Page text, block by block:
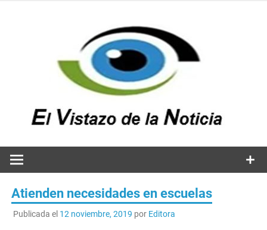
Atienden necesidades en escuelas
Publicada el 12 noviembre, 2019 por Editora